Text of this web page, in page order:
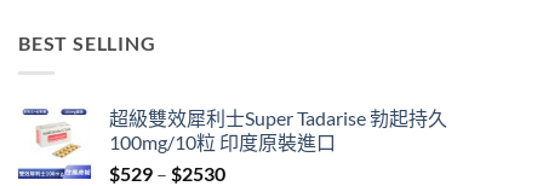
BEST SELLING
超級雙效犀利士Super Tadarise 勃起持久
100mg/10粒 印度原裝進口
$529 – $2530Price